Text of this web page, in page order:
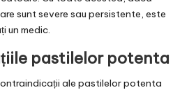
sunt severe sau persistente, este
un medic.
pastilelor potenta
ale pastilelor potenta